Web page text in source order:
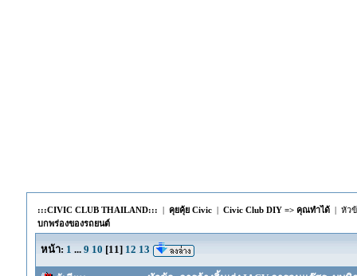
:::CIVIC CLUB THAILAND::: | คุยคุ้ย Civic| Civic Club DIY => คุณทำได้| หัว
บกพร่องของรถยนต์
หน้า: 1 ... 9 10 [11] 12 13